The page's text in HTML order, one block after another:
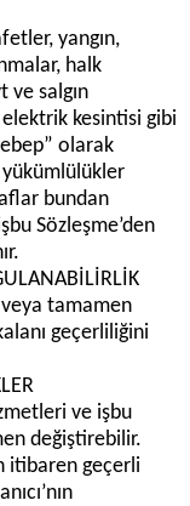
yangın,
halk
ve salgın
elektrik kesintisi gibi
olarak
yükümlülükler
bundan
Sözleşme’den
veya tamamen
geçerliliğini
ve işbu
değiştirebilir.
itibaren geçerli